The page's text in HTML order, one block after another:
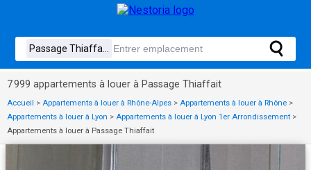
7 999 appartements à louer à Passage Thiaffait
Accueil > Appartements à louer à Rhône-Alpes > Appartements à louer à Rhône >
Appartements à louer à Lyon > Appartements à louer à Lyon 1er Arrondissement >
Appartements à louer à Passage Thiaffait